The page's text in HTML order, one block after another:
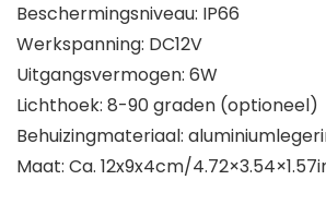
Beschermingsniveau: IP66
Werkspanning: DC12V
Uitgangsvermogen: 6W
Lichthoek: 8-90 graden (optioneel)
Behuizingmateriaal:
Maat: Ca. 12x9x4cm/